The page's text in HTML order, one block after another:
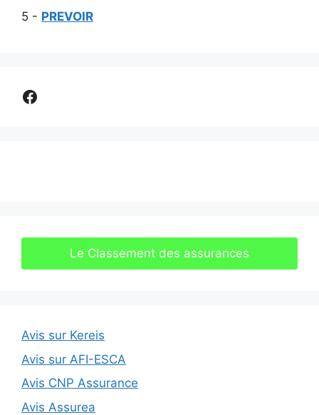
5 - PREVOIR
Comparer assurance
Le Classement des assurances
Avis sur Kereis
Avis sur AFI-ESCA
Avis CNP Assurance
Avis Assurea